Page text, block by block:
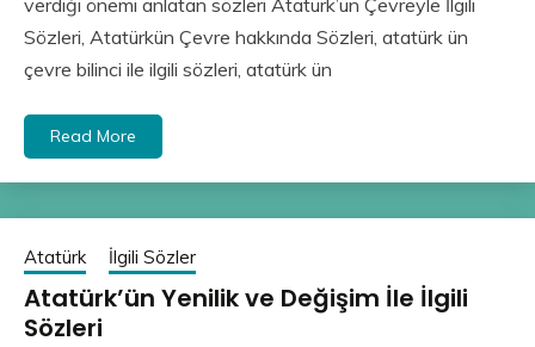
verdiği önemi anlatan sözleri Atatürk’ün Çevreyle İlgili
Sözleri, Atatürkün Çevre hakkında Sözleri, atatürk ün
çevre bilinci ile ilgili sözleri, atatürk ün
Read More
Atatürk İlgili Sözler
Atatürk’ün Yenilik ve Değişim İle İlgili
Sözleri